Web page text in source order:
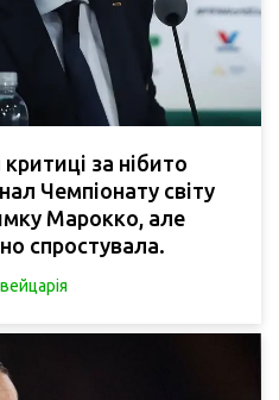
за нібито
Чемпіонату світу
Марокко, але
спростувала.